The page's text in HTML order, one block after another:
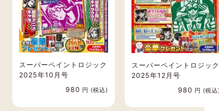
スーパーペイントロジック
2025年10月号
980 円 (税込)
スーパーペイントロジック
2025年12月号
980 円 (税